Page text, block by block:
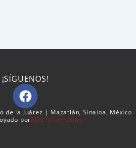
¡SÍGUENOS!
F
a
c
e
de la Juárez | Mazatlán, Sinaloa, México
porADS Information